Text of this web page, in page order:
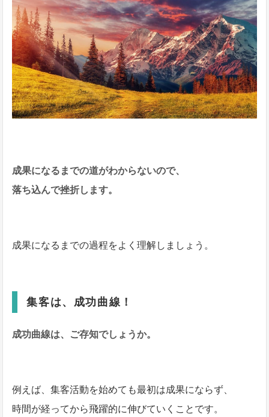
成果になるまでの道がわからないので、
落ち込んで挫折します。
成果になるまでの過程をよく理解しましょう。
集客は、成功曲線！
成功曲線は、ご存知でしょうか。
例えば、集客活動を始めても最初は成果にならず、
時間が経ってから飛躍的に伸びていくことです。